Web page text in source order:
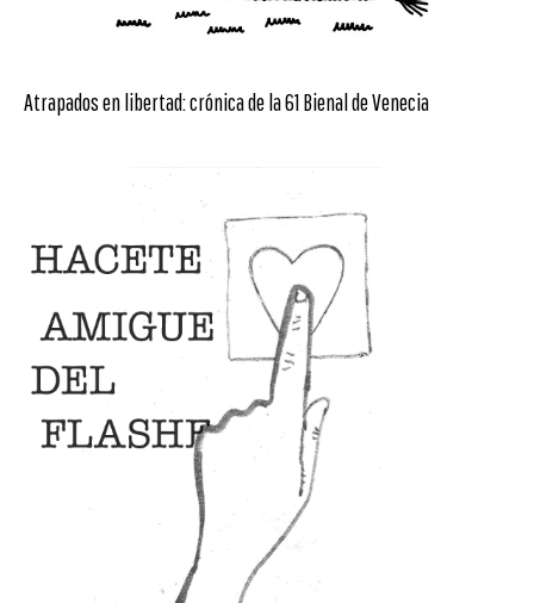
Atrapados en libertad: crónica de la 61 Bienal de Venecia